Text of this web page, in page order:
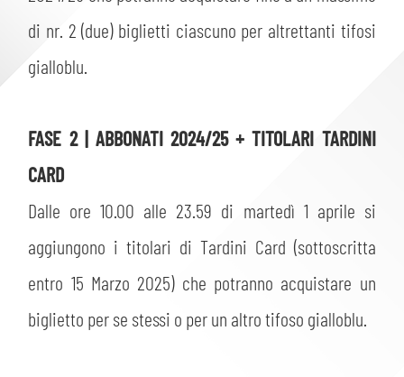
di nr. 2 (due) biglietti ciascuno per altrettanti tifosi
gialloblu.
FASE 2 | ABBONATI 2024/25 + TITOLARI TARDINI
CARD
Dalle ore 10.00 alle 23.59 di martedì 1 aprile si
aggiungono i titolari di Tardini Card (sottoscritta
entro 15 Marzo 2025) che potranno acquistare un
biglietto per se stessi o per un altro tifoso gialloblu.